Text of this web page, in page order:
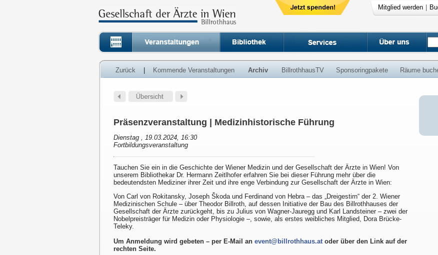
Mitglied werden
Zurück Kommende Veranstaltungen Archiv BillrothhausTV Sponsoringpakete Räume
Präsenzveranstaltung | Medizinhistorische Führung
Dienstag , 19.03.2024, 16:30
Fortbildungsveranstaltung
Tauchen Sie ein in die Geschichte der Wiener Medizin und der Gesellschaft der Ärzte in Wien! Von
unserem Bibliothekar Dr. Hermann Zeitlhofer erfahren Sie bei dieser Führung mehr über die
bedeutendsten Mediziner ihrer Zeit und ihre enge Verbindung zur Gesellschaft der Ärzte in Wien:
Von Carl von Rokitansky, Joseph Škoda und Ferdinand von Hebra – das „Dreigestirn“ der 2. Wiener
Medizinischen Schule – über Theodor Billroth, auf dessen Initiative der Bau des Billrothhauses der
Gesellschaft der Ärzte zurückgeht, bis zu Julius von Wagner-Jauregg und Karl Landsteiner – zwei der
Nobelpreisträger für Medizin oder Physiologie –, sowie, als erstes weibliches Mitglied, Dora Brücke-
Teleky.
Um Anmeldung wird gebeten – per E-Mail an event@billrothhaus.atoder über den Link auf der
rechten Seite.